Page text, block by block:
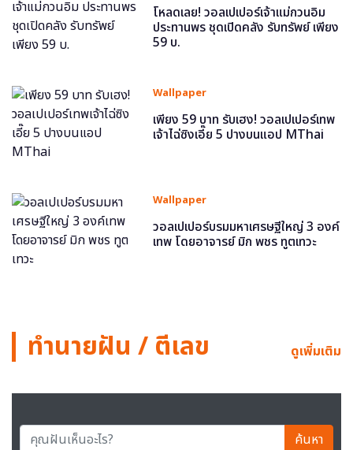
โหลดเลย! วอลเปเปอร์เจ้าแม่กวนอิม
ประทานพร ชุดเปิดคลัง รับทรัพย์ เพียง
59 บ.
Wallpaper
เพียง 59 บาท รับเฮง! วอลเปเปอร์เทพ
เจ้าไฉ่ซิงเอี๊ย 5 ปางบนแอป MThai
Wallpaper
วอลเปเปอร์บรมมหาเศรษฐีใหญ่ 3 องค์
เทพ โดยอาจารย์ มิก พชร ทูตเทวะ
ทำนายฝัน / ตีเลข ดูเพิ่มเติม
ค้นหา